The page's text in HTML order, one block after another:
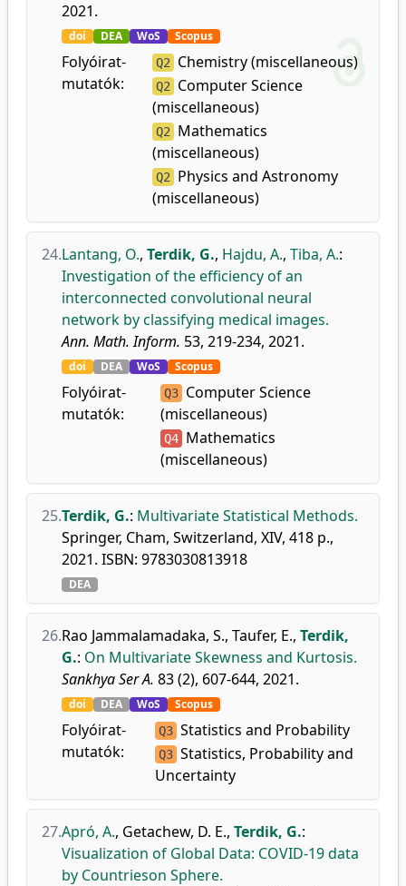
2021.
doi DEA WoS Scopus
Folyóirat-
mutatók:
Q2 Chemistry (miscellaneous)
Q2
Computer Science
(miscellaneous)
Q2
Mathematics
(miscellaneous)
Q2
Physics and Astronomy
(miscellaneous)
24.Lantang, O., Terdik, G., Hajdu, A., Tiba, A.:
Investigation of the efficiency of an
interconnected convolutional neural
network by classifying medical images.
Ann. Math. Inform. 53, 219-234, 2021.
doi DEA WoS Scopus
Folyóirat-
mutatók:
Q3 Computer Science
(miscellaneous)
Q4 Mathematics
(miscellaneous)
25.Terdik, G.: Multivariate Statistical Methods.
Springer, Cham, Switzerland, XIV, 418 p.,
2021. ISBN: 9783030813918
DEA
26.Rao Jammalamadaka, S., Taufer, E., Terdik,
G.: On Multivariate Skewness and Kurtosis.
Sankhya Ser A. 83 (2), 607-644, 2021.
doi DEA WoS Scopus
Folyóirat-
mutatók:
Q3 Statistics and Probability
Q3 Statistics, Probability and
Uncertainty
27.Apró, A., Getachew, D. E., Terdik, G.:
Visualization of Global Data: COVID-19 data
by Countrieson Sphere.